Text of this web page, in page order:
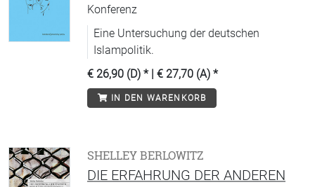
Konferenz
Eine Untersuchung der deutschen
Islampolitik.
€ 26,90 (D) * | € 27,70 (A) *
IN DEN WARENKORB
SHELLEY BERLOWITZ
DIE ERFAHRUNG DER ANDEREN